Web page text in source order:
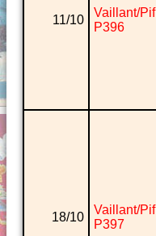
11/10
Vaillant/Pif
P396
18/10
Vaillant/Pif
P397